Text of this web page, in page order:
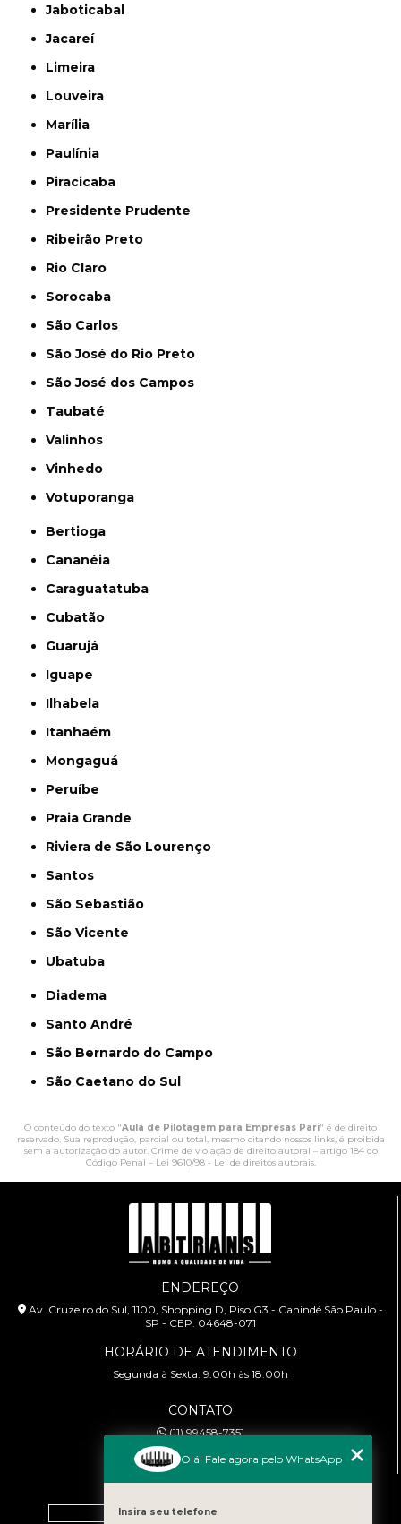
Jaboticabal
Jacareí
Limeira
Louveira
Marília
Paulínia
Piracicaba
Presidente Prudente
Ribeirão Preto
Rio Claro
Sorocaba
São Carlos
São José do Rio Preto
São José dos Campos
Taubaté
Valinhos
Vinhedo
Votuporanga
Bertioga
Cananéia
Caraguatatuba
Cubatão
Guarujá
Iguape
Ilhabela
Itanhaém
Mongaguá
Peruíbe
Praia Grande
Riviera de São Lourenço
Santos
São Sebastião
São Vicente
Ubatuba
Diadema
Santo André
São Bernardo do Campo
São Caetano do Sul
O conteúdo do texto "Aula de Pilotagem para Empresas Pari" é de direito
reservado. Sua reprodução, parcial ou total, mesmo citando nossos links, é proibida
sem a autorização do autor. Crime de violação de direito autoral – artigo 184 do
Código Penal – Lei 9610/98 - Lei de direitos autorais.
ENDEREÇO
Av. Cruzeiro do Sul, 1100, Shopping D, Piso G3 - Canindé São Paulo -
SP - CEP: 04648-071
HORÁRIO DE ATENDIMENTO
Segunda à Sexta: 9:00h às 18:00h
CONTATO
(11) 99458-7351
cursoabtrans@gmail.com
Home
Olá! Fale agora pelo WhatsApp
Insira seu telefone